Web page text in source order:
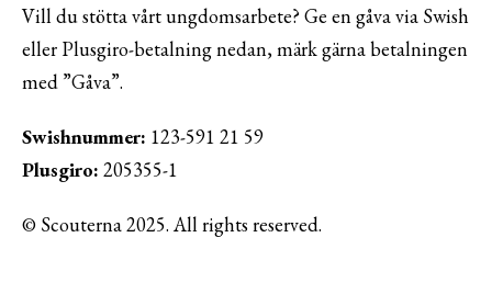
Vill du stötta vårt ungdomsarbete? Ge en gåva via Swish
eller Plusgiro-betalning nedan, märk gärna betalningen
med ”Gåva”.
Swishnummer: 123-591 21 59
Plusgiro: 205355-1
© Scouterna 2025. All rights reserved.